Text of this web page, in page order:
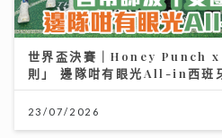
世界盃決賽｜Honey Punch x
則」 邊隊咁有眼光All-in西班
23/07/2026